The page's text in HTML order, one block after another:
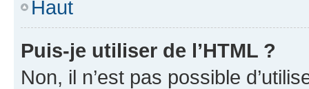
Haut
Puis-je utiliser de l’HTML ?
Non, il n’est pas possible